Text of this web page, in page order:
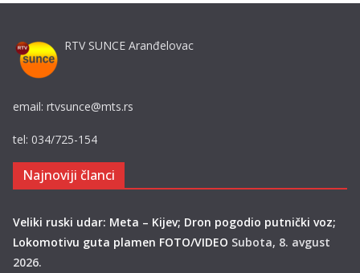
RTV SUNCE Aranđelovac
email: rtvsunce@mts.rs
tel: 034/725-154
Najnoviji članci
Veliki ruski udar: Meta – Kijev; Dron pogodio putnički voz;
Lokomotivu guta plamen FOTO/VIDEO Subota, 8. avgust
2026.